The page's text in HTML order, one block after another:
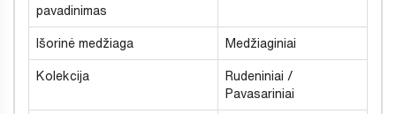
pavadinimas
Išorinė medžiaga Medžiaginiai
Kolekcija
Rudeniniai /
Pavasariniai